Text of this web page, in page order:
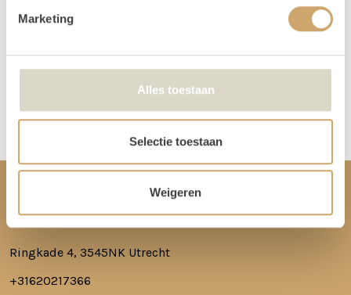
Marketing
Alles toestaan
Selectie toestaan
Weigeren
spullen.
Disclaimer: Dit product is een verhuurproduct en kan gebruikssporen bevatten zoals krassen, deuken
Ringkade 4, 3545NK Utrecht
+31620217366